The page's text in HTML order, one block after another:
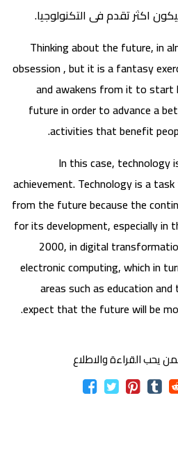
اكثر تقدم فى التكنولوجيا.
Thinking about the future, in
obsession , but it is a fantasy
and awakens from it to start
future in order to advance a
activities that benefit
In this case, technology
achievement. Technology is a
from the future because the
for its development, especially in
2000, in digital
electronic computing, which in
areas such as education
expect that the future will be
يحب القراءة والاطلاع